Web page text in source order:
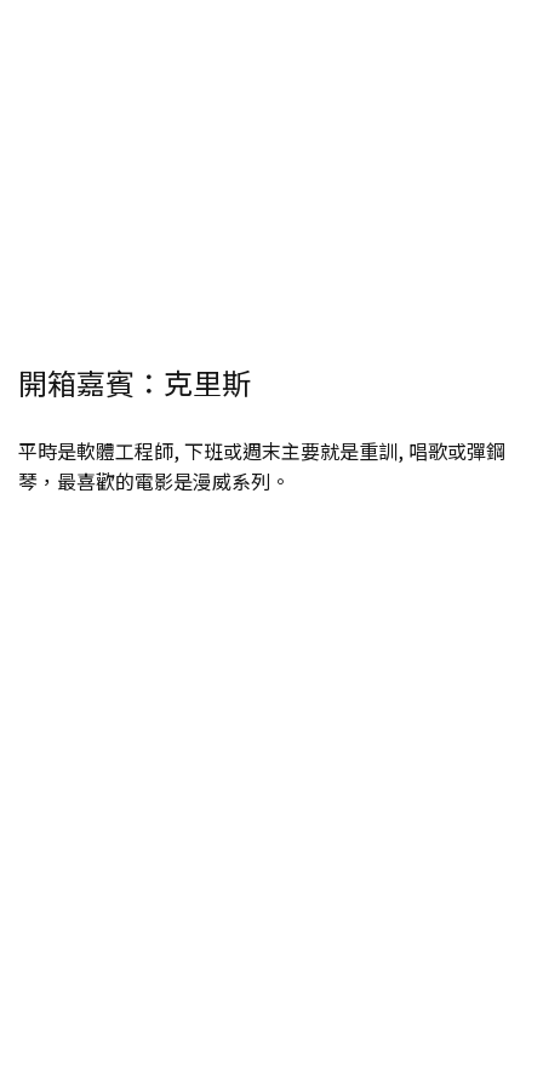
開箱嘉賓：克里斯
平時是軟體工程師, 下班或週末主要就是重訓, 唱歌或彈鋼
琴，最喜歡的電影是漫威系列。